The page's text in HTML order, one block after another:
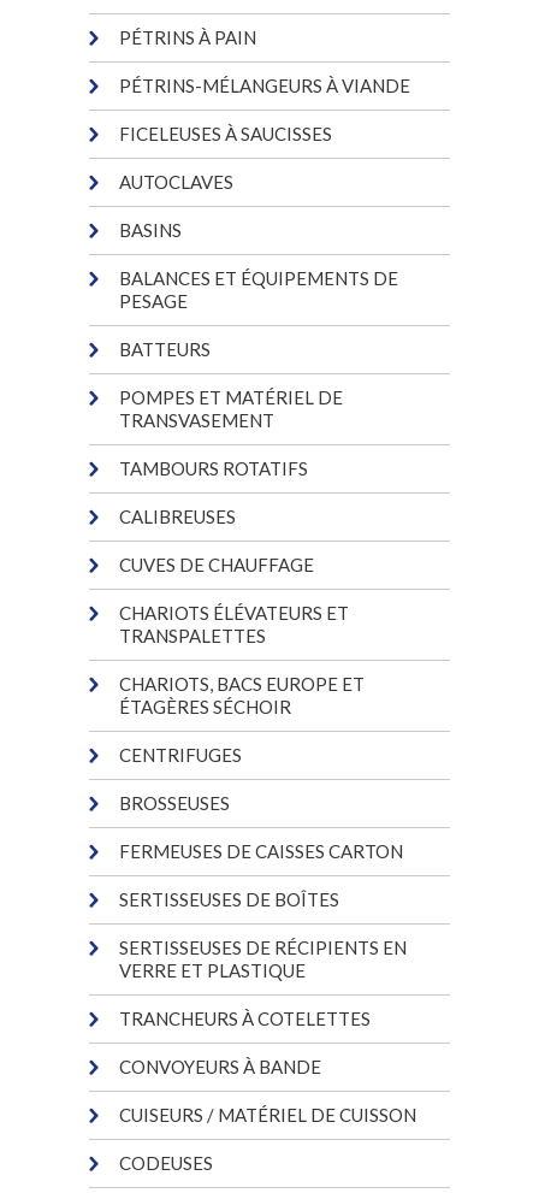
PÉTRINS À PAIN
PÉTRINS-MÉLANGEURS À VIANDE
FICELEUSES À SAUCISSES
AUTOCLAVES
BASINS
BALANCES ET ÉQUIPEMENTS DE
PESAGE
BATTEURS
POMPES ET MATÉRIEL DE
TRANSVASEMENT
TAMBOURS ROTATIFS
CALIBREUSES
CUVES DE CHAUFFAGE
CHARIOTS ÉLÉVATEURS ET
TRANSPALETTES
CHARIOTS, BACS EUROPE ET
ÉTAGÈRES SÉCHOIR
CENTRIFUGES
BROSSEUSES
FERMEUSES DE CAISSES CARTON
SERTISSEUSES DE BOÎTES
SERTISSEUSES DE RÉCIPIENTS EN
VERRE ET PLASTIQUE
TRANCHEURS À COTELETTES
CONVOYEURS À BANDE
CUISEURS / MATÉRIEL DE CUISSON
CODEUSES